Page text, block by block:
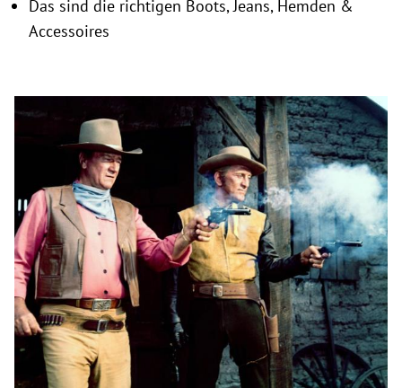
Das sind die richtigen Boots, Jeans, Hemden &
Accessoires